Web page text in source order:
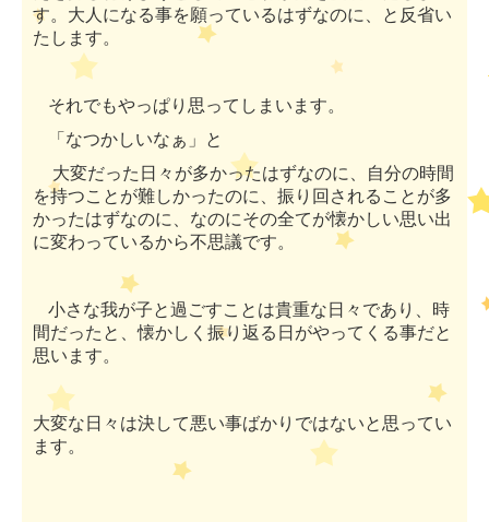
す。大人になる事を願っているはずなのに、と反省い
たします。
それでもやっぱり思ってしまいます。
「なつかしいなぁ」と
大変だった日々が多かったはずなのに、自分の時間
を持つことが難しかったのに、振り回されることが多
かったはずなのに、なのにその全てが懐かしい思い出
に変わっているから不思議です。
小さな我が子と過ごすことは貴重な日々であり、時
間だったと、懐かしく振り返る日がやってくる事だと
思います。
大変な日々は決して悪い事ばかりではないと思ってい
ます。